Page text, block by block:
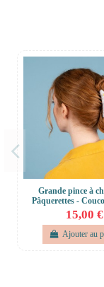
Grande pince à
Pâquerettes -
15,00 €
Ajouter au